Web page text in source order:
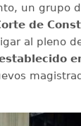
un grupo
de
al pleno